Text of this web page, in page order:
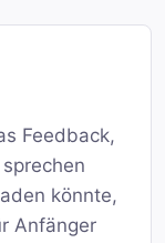
Feedback,
könnte,
Anfänger